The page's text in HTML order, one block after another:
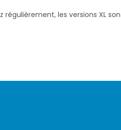
les versions XL